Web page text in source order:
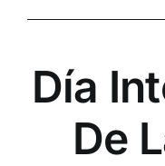
Día
De